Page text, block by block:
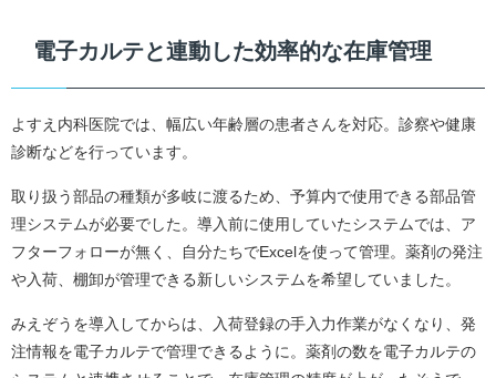
電子カルテと連動した効率的な在庫管理
よすえ内科医院では、幅広い年齢層の患者さんを対応。診察や健康
診断などを行っています。
取り扱う部品の種類が多岐に渡るため、予算内で使用できる部品管
理システムが必要でした。導入前に使用していたシステムでは、ア
フターフォローが無く、自分たちでExcelを使って管理。薬剤の発注
や入荷、棚卸が管理できる新しいシステムを希望していました。
みえぞうを導入してからは、入荷登録の手入力作業がなくなり、発
注情報を電子カルテで管理できるように。薬剤の数を電子カルテの